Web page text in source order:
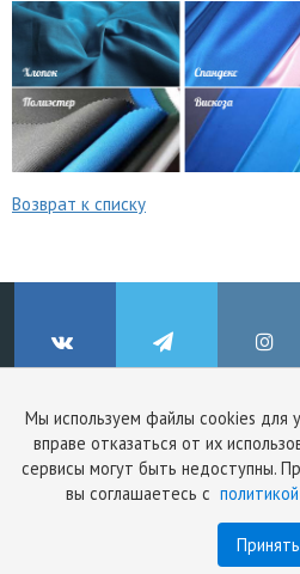
Мы используем файлы cookies для
вправе отказаться от их
сервисы могут быть недоступны.
вы соглашаетесь с
Принять
Возврат к списку
ВКонтакте Telegram
© ClinicStyle,
Используя сайт, вы принимаете
политику